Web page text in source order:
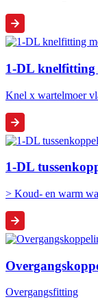
1-DL knelfitting
Knel x wartelmoer
1-DL
> Koud- en warm
Overgangsfitting